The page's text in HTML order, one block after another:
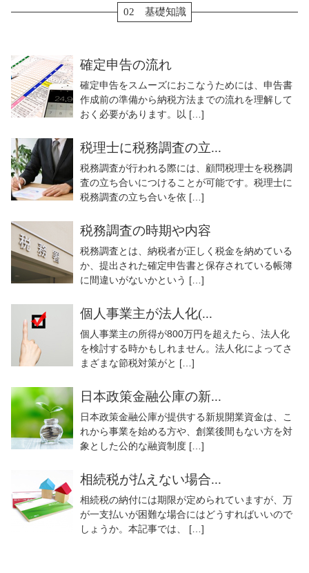
02 基礎知識
確定申告の流れ
確定申告をスムーズにおこなうためには、申告書
作成前の準備から納税方法までの流れを理解して
おく必要があります。以 […]
税理士に税務調査の立...
税務調査が行われる際には、顧問税理士を税務調
査の立ち合いにつけることが可能です。税理士に
税務調査の立ち合いを依 […]
税務調査の時期や内容
税務調査とは、納税者が正しく税金を納めている
か、提出された確定申告書と保存されている帳簿
に間違いがないかという […]
個人事業主が法人化(...
個人事業主の所得が800万円を超えたら、法人化
を検討する時かもしれません。法人化によってさ
まざまな節税対策がと […]
日本政策金融公庫の新...
日本政策金融公庫が提供する新規開業資金は、こ
れから事業を始める方や、創業後間もない方を対
象とした公的な融資制度 […]
相続税が払えない場合...
相続税の納付には期限が定められていますが、万
が一支払いが困難な場合にはどうすればいいので
しょうか。本記事では、 […]